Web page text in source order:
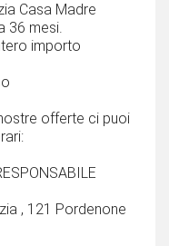
Casa Madre
36 mesi.
importo
offerte ci puoi
, 121 Pordenone